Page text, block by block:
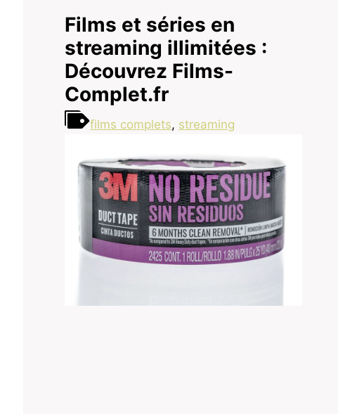
Films et séries en
streaming illimitées :
Découvrez Films-
Complet.fr
films complets, streaming